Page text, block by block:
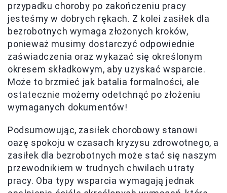
przypadku choroby po zakończeniu pracy
jesteśmy w dobrych rękach. Z kolei zasiłek dla
bezrobotnych wymaga złożonych kroków,
ponieważ musimy dostarczyć odpowiednie
zaświadczenia oraz wykazać się określonym
okresem składkowym, aby uzyskać wsparcie.
Może to brzmieć jak batalia formalności, ale
ostatecznie możemy odetchnąć po złożeniu
wymaganych dokumentów!
Podsumowując, zasiłek chorobowy stanowi
oazę spokoju w czasach kryzysu zdrowotnego, a
zasiłek dla bezrobotnych może stać się naszym
przewodnikiem w trudnych chwilach utraty
pracy. Oba typy wsparcia wymagają jednak